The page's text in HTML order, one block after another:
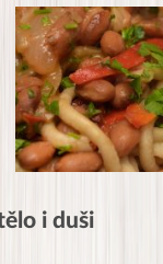
i duši